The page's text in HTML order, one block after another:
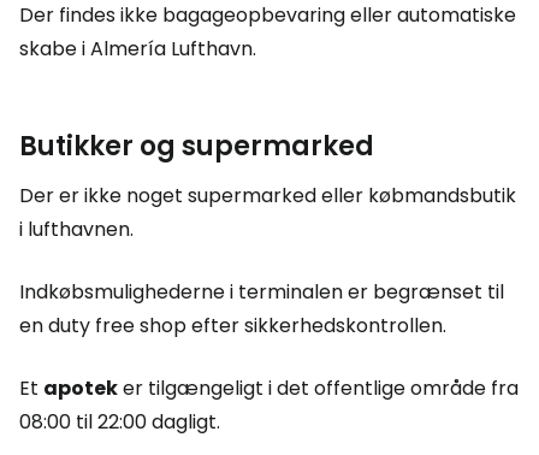
Der findes ikke bagageopbevaring eller automatiske
skabe i Almería Lufthavn.
Butikker og supermarked
Der er ikke noget supermarked eller købmandsbutik
i lufthavnen.
Indkøbsmulighederne i terminalen er begrænset til
enduty free shopefter sikkerhedskontrollen.
Et apoteker tilgængeligt i det offentlige område fra
08:00 til 22:00 dagligt.